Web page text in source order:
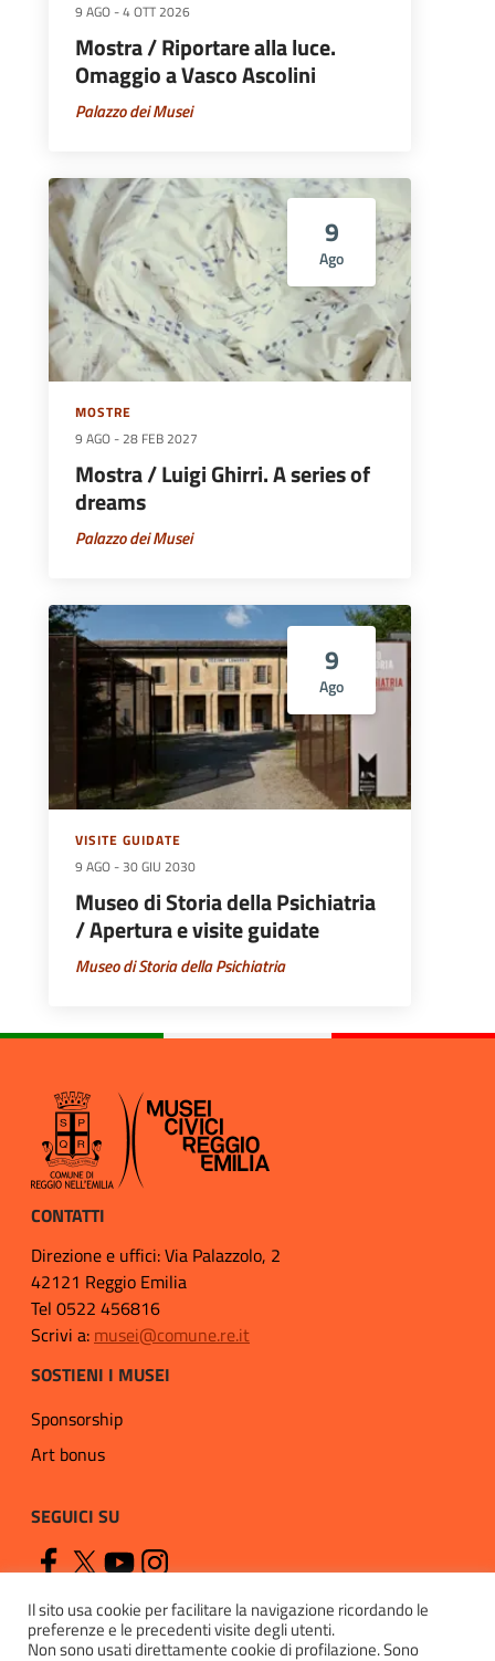
9 AGO -4 OTT 2026
Mostra / Riportare alla luce.
Omaggio a Vasco Ascolini
Palazzo dei Musei
9
Ago
MOSTRE
9 AGO -28 FEB 2027
Mostra / Luigi Ghirri. A series of
dreams
Palazzo dei Musei
9
Ago
VISITE GUIDATE
9 AGO -30 GIU 2030
Museo di Storia della Psichiatria
/ Apertura e visite guidate
Museo di Storia della Psichiatria
CONTATTI
Direzione e uffici: Via Palazzolo, 2
42121 Reggio Emilia
Tel 0522 456816
Scrivi a: musei@comune.re.it
SOSTIENI I MUSEI
Sponsorship
Art bonus
SEGUICI SU
Il sito usa cookie per facilitare la navigazione ricordando le
preferenze e le precedenti visite degli utenti.
Non sono usati direttamente cookie di profilazione. Sono